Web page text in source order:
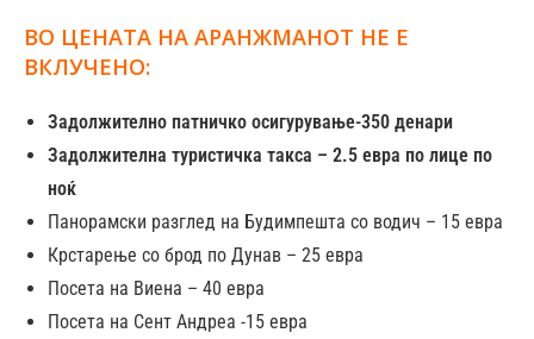
ВО ЦЕНАТА НА АРАНЖМАНОТ НЕ Е
ВКЛУЧЕНО:
Задолжително патничко осигурување-350 денари
Задолжителна туристичка такса – 2.5 евра по лице по
ноќ
Панорамски разглед на Будимпешта со водич – 15 евра
Крстарење со брод по Дунав – 25 евра
Посета на Виена – 40 евра
Посета на Сент Андреа -15 евра